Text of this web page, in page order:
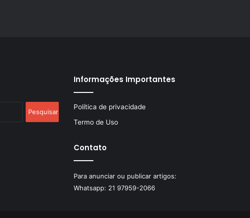
por:
Informações Importantes
Política de privacidade
Termo de Uso
Contato
Para anunciar ou publicar artigos:
Whatsapp: 21 97959-2066